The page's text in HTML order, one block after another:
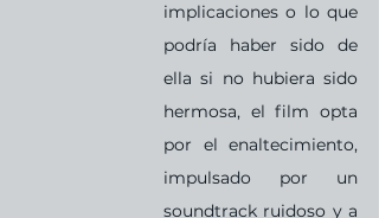
implicaciones o lo que
podría haber sido de
ella si no hubiera sido
hermosa, el film opta
por el enaltecimiento,
impulsado por un
soundtrack ruidoso y a